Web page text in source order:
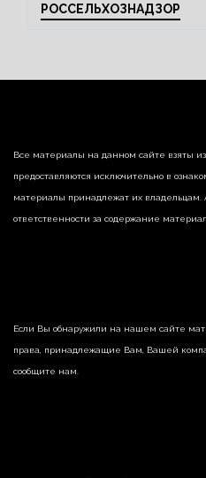
РОССЕЛЬХОЗНАДЗОР
Все материалы на данном сайте взяты
предоставляются исключительно в
материалы принадлежат их владельцам.
ответственности за содержание
Если Вы обнаружили на нашем сайте
права, принадлежащие Вам, Вашей
сообщите нам.